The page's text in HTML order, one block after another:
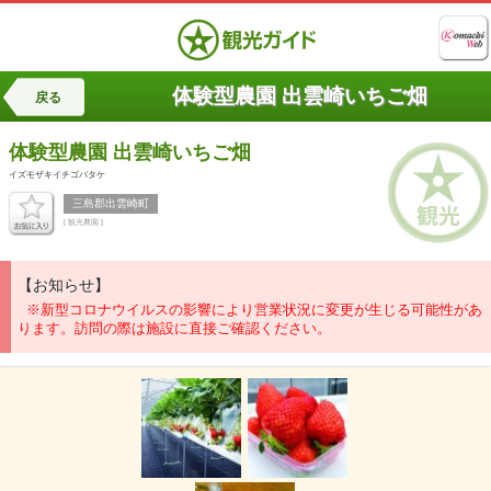
戻る 体験型農園 出雲崎いちご畑
体験型農園 出雲崎いちご畑
イズモザキイチゴバタケ
三島郡出雲崎町
[ 観光農園 ]
【お知らせ】
※新型コロナウイルスの影響により営業状況に変更が生じる可能性があ
ります。訪問の際は施設に直接ご確認ください。